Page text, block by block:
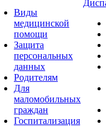
Виды
медицинской
помощи
Защита
персональных
данных
Родителям
Для
маломобильных
граждан
Госпитализация